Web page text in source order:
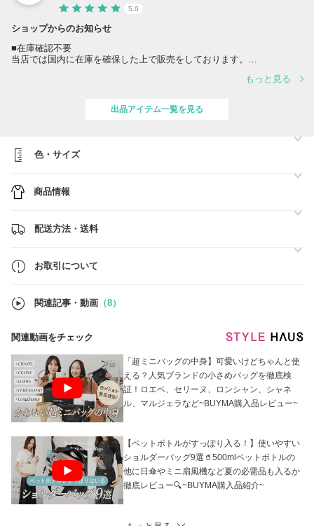
5.0
ショップからのお知らせ
■在庫確認不要
当店では国内に在庫を確保した上で販売をしております。
なる場合がございます。その場合は、当店からキャンセルのご連絡後、
BUYMAより全額が返金されます。
当店では海外から直接仕入れを行っている関係上、基本的に保存箱や保
存袋、ブランドショッパー等の付属はございません。
※メーカー側にて、不定期に付属品等が仕様変更される場合がございま
財布などのオリジナルボックス、生地や金具、ファスナー形状等が実際
の商品画像と異なる場合がございます。
※並行輸入商品は、商品管理上タグなどのバーコード部分や品番を海外
予めご了承のほどお願い申し上げます。
もっと見る
出品アイテム一覧を見る
色・サイズ
商品情報
配送方法・送料
お取引について
関連記事・動画 （8）
関連動画をチェック
「超ミニバッグの中身】可愛いけどちゃんと使
える？人気ブランドの小さめバッグを徹底検
証！ロエベ、セリーヌ、ロンシャン、シャネ
ル、マルジェラなど~BUYMA購入品レビュー~
【ペットボトルがすっぽり入る！】使いやすい
ショルダーバッグ9選🥤500mlペットボトルの
他に日傘やミニ扇風機など夏の必需品も入るか
徹底レビュー🔍~BUYMA購入品紹介~